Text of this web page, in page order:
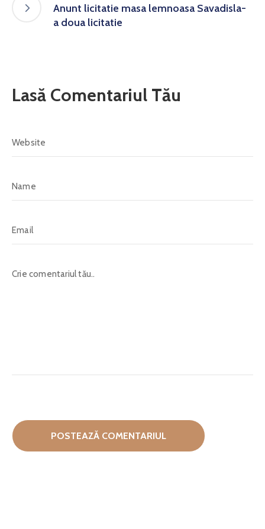
Anunt licitatie masa lemnoasa Savadisla-
a doua licitatie
Lasă Comentariul Tău